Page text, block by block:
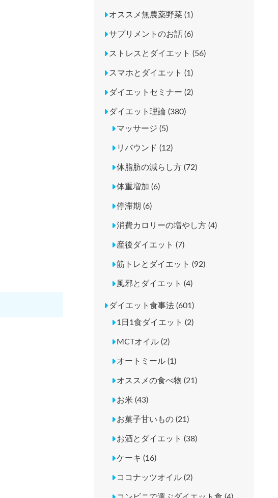
オススメ無農薬野菜 (1)
サプリメントのお話 (6)
ストレスとダイエット (56)
スマホとダイエット (1)
ダイエットセミナー (2)
ダイエット理論 (380)
マッサージ (5)
リバウンド (12)
体脂肪の減らし方 (72)
体重増加 (6)
停滞期 (6)
消費カロリーの増やし方 (4)
産後ダイエット (7)
筋トレとダイエット (92)
風邪とダイエット (4)
ダイエット食事法 (601)
1日1食ダイエット (2)
MCTオイル (2)
オートミール (1)
オススメの食べ物 (21)
お米 (43)
お菓子甘いもの (21)
お酒とダイエット (38)
ケーキ (16)
ココナッツオイル (2)